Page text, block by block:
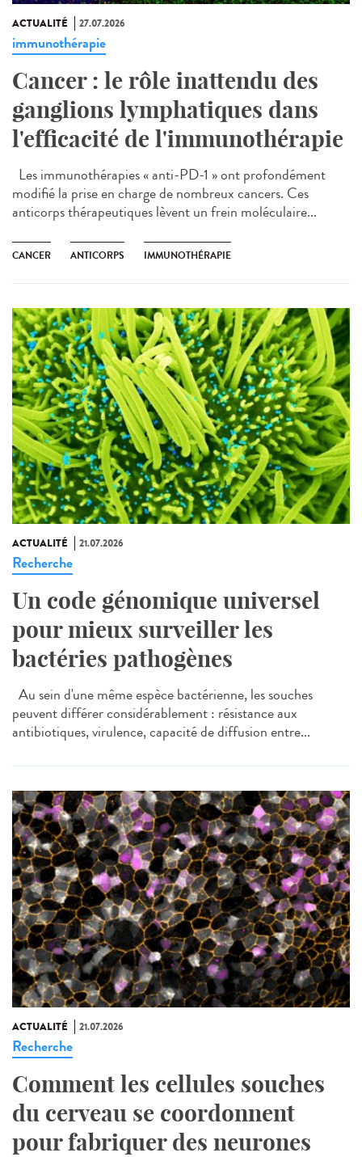
ACTUALITÉ 27.07.2026
immunothérapie
Cancer : le rôle inattendu des
ganglions lymphatiques dans
l'efficacité de l'immunothérapie
Les immunothérapies « anti-PD-1 » ont profondément
modifié la prise en charge de nombreux cancers. Ces
anticorps thérapeutiques lèvent un frein moléculaire...
CANCER ANTICORPS IMMUNOTHÉRAPIE
ACTUALITÉ 21.07.2026
Recherche
Un code génomique universel
pour mieux surveiller les
bactéries pathogènes
Au sein d'une même espèce bactérienne, les souches
peuvent différer considérablement : résistance aux
antibiotiques, virulence, capacité de diffusion entre...
ACTUALITÉ 21.07.2026
Recherche
Comment les cellules souches
du cerveau se coordonnent
pour fabriquer des neurones